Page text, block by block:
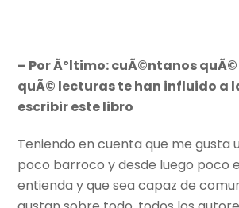
– Por Ãºltimo: cuÃ©ntanos
quÃ© lecturas te han influido a
escribir este libro
Teniendo en cuenta que me gusta
poco barroco y desde luego poco
entienda y que sea capaz de